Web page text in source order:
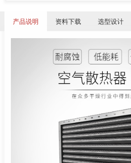
产品说明 资料下载 选型设计